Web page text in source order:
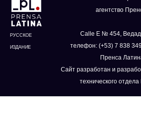
РУССКОЕ
ИЗДАНИЕ
агентство
Calle E № 454,
телефон: (+53) 7 838
Пренса
Сайт разработан и
технического